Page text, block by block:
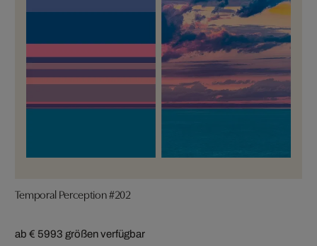
Temporal Perception #202
ab € 5993 größen verfügbar